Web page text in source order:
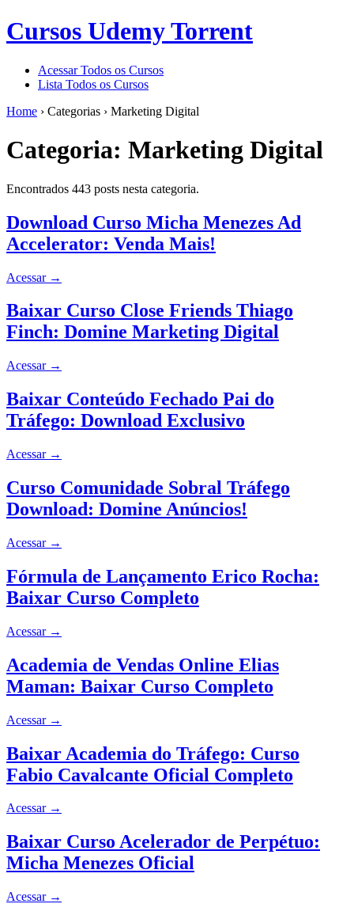
Cursos Udemy Torrent
Acessar Todos os Cursos
Lista Todos os Cursos
Home › Categorias › Marketing Digital
Categoria: Marketing Digital
Encontrados 443 posts nesta categoria.
Download Curso Micha Menezes Ad
Accelerator: Venda Mais!
Acessar →
Baixar Curso Close Friends Thiago
Finch: Domine Marketing Digital
Acessar →
Baixar Conteúdo Fechado Pai do
Tráfego: Download Exclusivo
Acessar →
Curso Comunidade Sobral Tráfego
Download: Domine Anúncios!
Acessar →
Fórmula de Lançamento Erico Rocha:
Baixar Curso Completo
Acessar →
Academia de Vendas Online Elias
Maman: Baixar Curso Completo
Acessar →
Baixar Academia do Tráfego: Curso
Fabio Cavalcante Oficial Completo
Acessar →
Baixar Curso Acelerador de Perpétuo:
Micha Menezes Oficial
Acessar →